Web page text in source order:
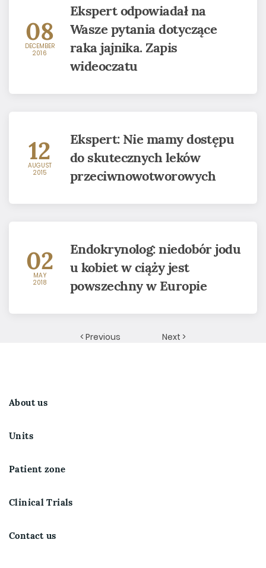
08
DECEMBER
2016
Ekspert odpowiadał na
Wasze pytania dotyczące
raka jajnika. Zapis
wideoczatu
12
AUGUST
2015
Ekspert: Nie mamy dostępu
do skutecznych leków
przeciwnowotworowych
02
MAY
2018
Endokrynolog: niedobór jodu
u kobiet w ciąży jest
powszechny w Europie
< Previous Next >
About us
Units
Patient zone
Clinical Trials
Contact us